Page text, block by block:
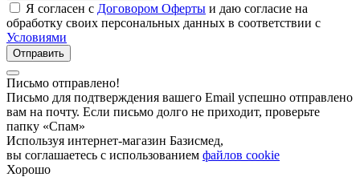
Я согласен с Договором Оферты и даю согласие на
обработку своих персональных данных в соответствии с
Условиями
Отправить
Письмо отправлено!
Письмо для подтверждения вашего Email успешно отправлено
вам на почту. Если письмо долго не приходит, проверьте
папку «Спам»
Используя интернет-магазин Базисмед,
вы соглашаетесь с использованием файлов cookie
Хорошо